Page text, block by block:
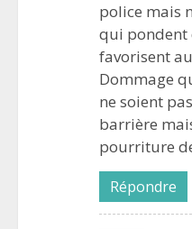
police mais
qui pondent
favorisent
Dommage
ne soient
barrière
pourriture
Répondre